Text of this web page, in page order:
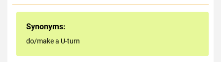
Synonyms:
do/make a U-turn